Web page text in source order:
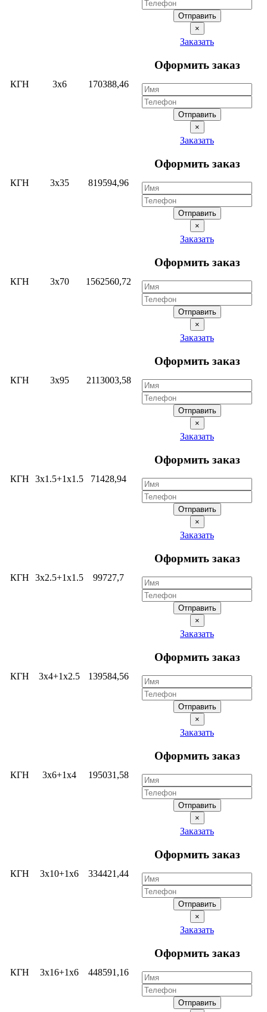
Отправить
×
КГН 3х6 170388,46
Заказать
Оформить заказ
Отправить
×
КГН 3х35 819594,96
Заказать
Оформить заказ
Отправить
×
КГН 3х70 1562560,72
Заказать
Оформить заказ
Отправить
×
КГН 3х95 2113003,58
Заказать
Оформить заказ
Отправить
×
КГН 3х1.5+1х1.5 71428,94
Заказать
Оформить заказ
Отправить
×
КГН 3х2.5+1х1.5 99727,7
Заказать
Оформить заказ
Отправить
×
КГН 3х4+1х2.5 139584,56
Заказать
Оформить заказ
Отправить
×
КГН 3х6+1х4 195031,58
Заказать
Оформить заказ
Отправить
×
КГН 3х10+1х6 334421,44
Заказать
Оформить заказ
Отправить
×
КГН 3х16+1х6 448591,16
Заказать
Оформить заказ
Отправить